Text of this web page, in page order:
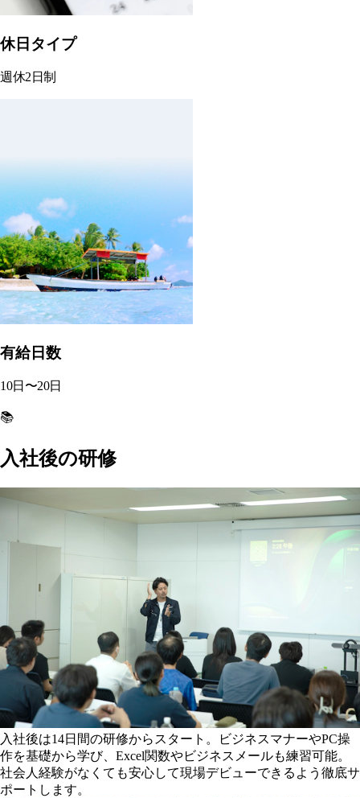
休日タイプ
週休2日制
有給日数
10日〜20日
📚
入社後の研修
入社後は14日間の研修からスタート。ビジネスマナーやPC操
作を基礎から学び、Excel関数やビジネスメールも練習可能。
社会人経験がなくても安心して現場デビューできるよう徹底サ
ポートします。